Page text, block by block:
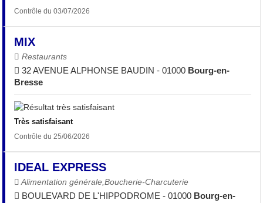
Contrôle du 03/07/2026
MIX
Restaurants
32 AVENUE ALPHONSE BAUDIN - 01000 Bourg-en-
Bresse
Très satisfaisant
Contrôle du 25/06/2026
IDEAL EXPRESS
Alimentation générale,Boucherie-Charcuterie
BOULEVARD DE L'HIPPODROME - 01000 Bourg-en-